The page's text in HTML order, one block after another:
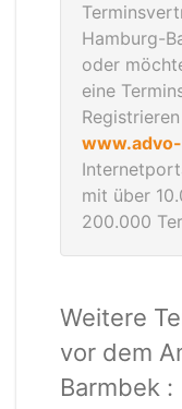
Hamburg-
oder
eine
mit über
200.000
Weitere
vor dem
Barmbek :